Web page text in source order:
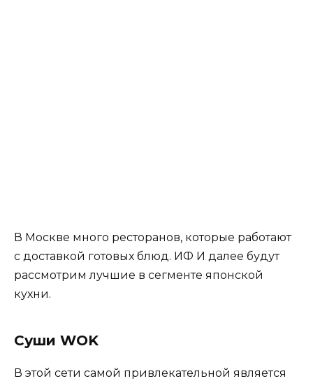
В Москве много ресторанов, которые работают
с доставкой готовых блюд. ИФ И далее будут
рассмотрим лучшие в сегменте японской
кухни.
Суши WOK
В этой сети самой привлекательной является